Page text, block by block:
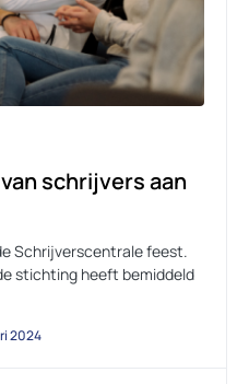
schrijvers aan
Schrijverscentrale feest.
stichting heeft bemiddeld
2024